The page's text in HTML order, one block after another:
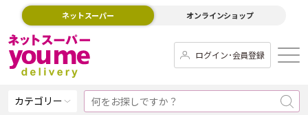
ネットスーパー オンラインショップ
ログイン･会員登録
カテゴリー